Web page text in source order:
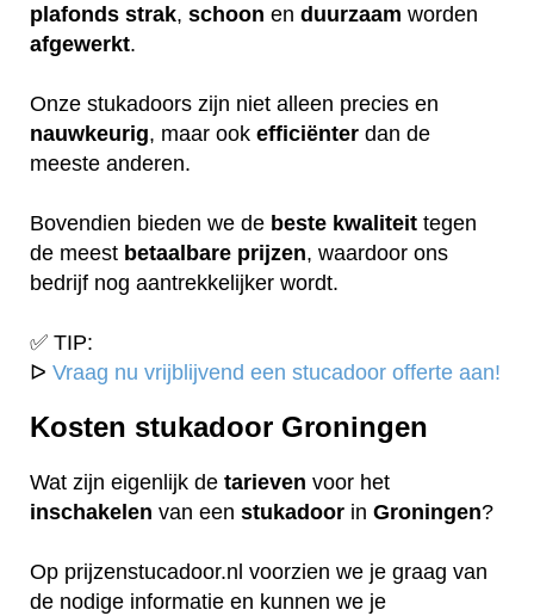
plafonds strak, schoon en duurzaam worden
afgewerkt.
Onze stukadoors zijn niet alleen precies en
nauwkeurig, maar ook efficiënter dan de
meeste anderen.
Bovendien bieden we de beste kwaliteit tegen
de meest betaalbare prijzen, waardoor ons
bedrijf nog aantrekkelijker wordt.
✅ TIP:
ᐅ Vraag nu vrijblijvend een stucadoor offerte aan!
Kosten stukadoor Groningen
Wat zijn eigenlijk de tarieven voor het
inschakelen van een stukadoor in Groningen?
Op prijzenstucadoor.nl voorzien we je graag van
de nodige informatie en kunnen we je